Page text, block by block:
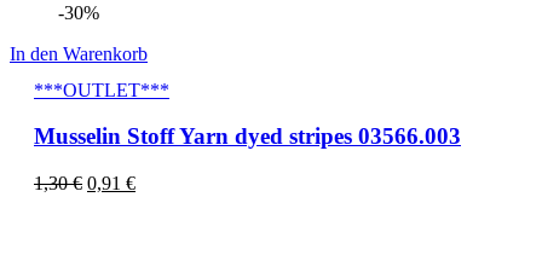
-30%
In den Warenkorb
***OUTLET***
Musselin Stoff Yarn dyed stripes 03566.003
1,30€ 0,91 €